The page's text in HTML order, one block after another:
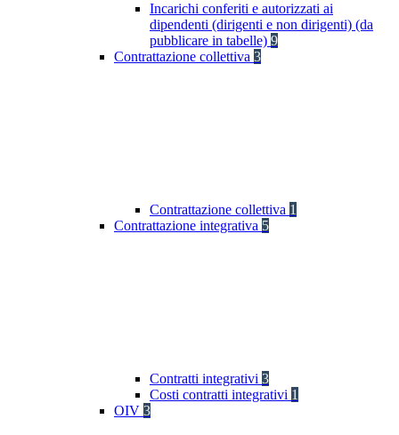
Incarichi conferiti e autorizzati ai
dipendenti (dirigenti e non dirigenti) (da
pubblicare in tabelle) 9
Contrattazione collettiva 3
Contrattazione collettiva 1
Contrattazione integrativa 5
Contratti integrativi 3
Costi contratti integrativi 1
OIV 3